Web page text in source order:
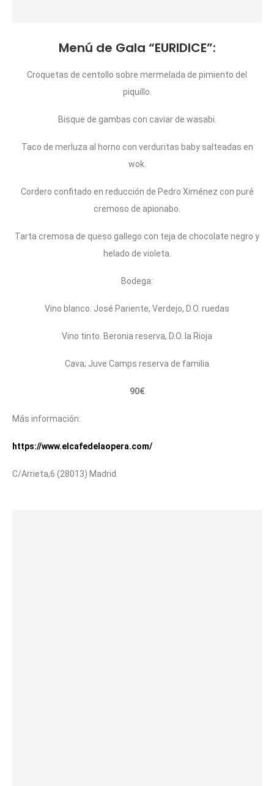
Menú de Gala “EURIDICE”:
Croquetas de centollo sobre mermelada de pimiento del
piquillo.
Bisque de gambas con caviar de wasabi.
Taco de merluza al horno con verduritas baby salteadas en
wok.
Cordero confitado en reducción de Pedro Ximénez con puré
cremoso de apionabo.
Tarta cremosa de queso gallego con teja de chocolate negro y
helado de violeta.
Bodega:
Vino blanco. José Pariente, Verdejo, D.O. ruedas
Vino tinto. Beronia reserva, D.O. la Rioja
Cava; Juve Camps reserva de familia
90€
Más información:
https://www.elcafedelaopera.com/
C/Arrieta,6 (28013) Madrid.